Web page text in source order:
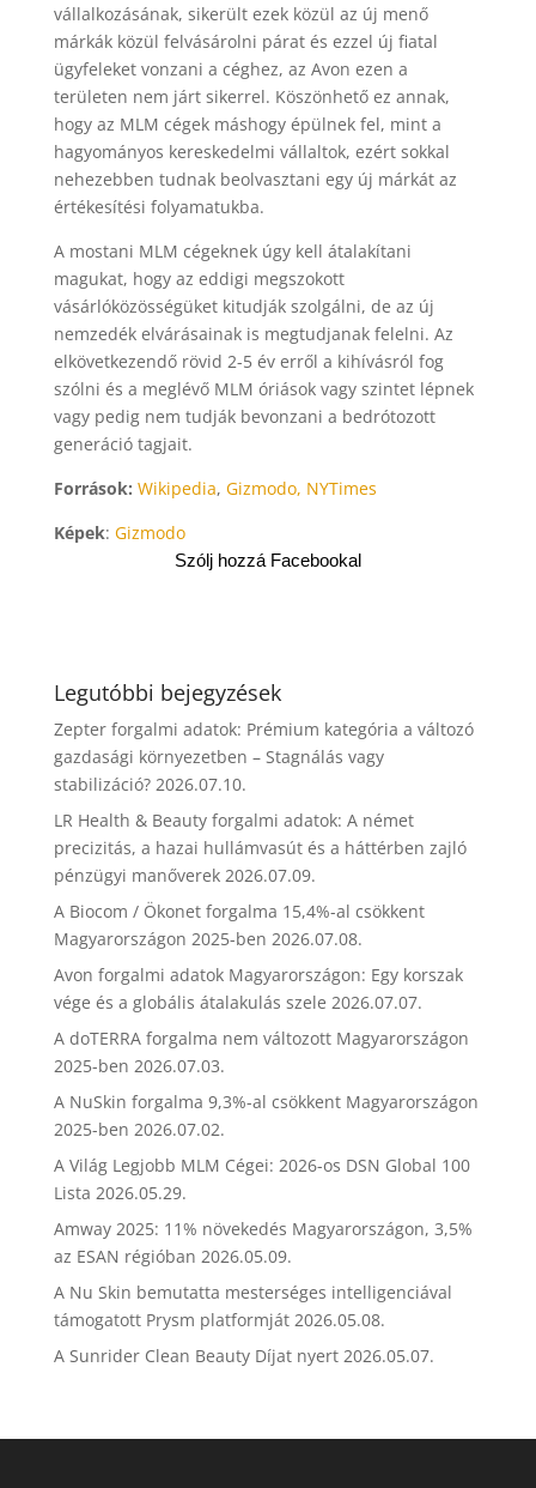
vállalkozásának, sikerült ezek közül az új menő
márkák közül felvásárolni párat és ezzel új fiatal
ügyfeleket vonzani a céghez, az Avon ezen a
területen nem járt sikerrel. Köszönhető ez annak,
hogy az MLM cégek máshogy épülnek fel, mint a
hagyományos kereskedelmi vállaltok, ezért sokkal
nehezebben tudnak beolvasztani egy új márkát az
értékesítési folyamatukba.
A mostani MLM cégeknek úgy kell átalakítani
magukat, hogy az eddigi megszokott
vásárlóközösségüket kitudják szolgálni, de az új
nemzedék elvárásainak is megtudjanak felelni. Az
elkövetkezendő rövid 2-5 év erről a kihívásról fog
szólni és a meglévő MLM óriások vagy szintet lépnek
vagy pedig nem tudják bevonzani a bedrótozott
generáció tagjait.
Források: Wikipedia, Gizmodo, NYTimes
Képek: Gizmodo
Szólj hozzá Facebookal
Legutóbbi bejegyzések
Zepter forgalmi adatok: Prémium kategória a változó
gazdasági környezetben – Stagnálás vagy
stabilizáció? 2026.07.10.
LR Health & Beauty forgalmi adatok: A német
precizitás, a hazai hullámvasút és a háttérben zajló
pénzügyi manőverek 2026.07.09.
A Biocom / Ökonet forgalma 15,4%-al csökkent
Magyarországon 2025-ben 2026.07.08.
Avon forgalmi adatok Magyarországon: Egy korszak
vége és a globális átalakulás szele 2026.07.07.
A doTERRA forgalma nem változott Magyarországon
2025-ben 2026.07.03.
A NuSkin forgalma 9,3%-al csökkent Magyarországon
2025-ben 2026.07.02.
A Világ Legjobb MLM Cégei: 2026-os DSN Global 100
Lista 2026.05.29.
Amway 2025: 11% növekedés Magyarországon, 3,5%
az ESAN régióban 2026.05.09.
A Nu Skin bemutatta mesterséges intelligenciával
támogatott Prysm platformját 2026.05.08.
A Sunrider Clean Beauty Díjat nyert 2026.05.07.